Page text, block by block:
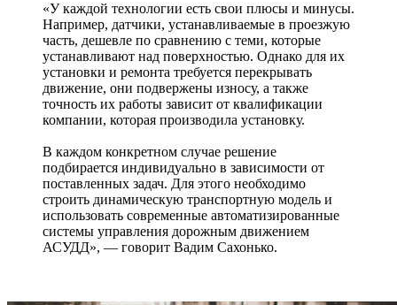
«У каждой технологии есть свои плюсы и минусы.
Например, датчики, устанавливаемые в проезжую
часть, дешевле по сравнению с теми, которые
устанавливают над поверхностью. Однако для их
установки и ремонта требуется перекрывать
движение, они подвержены износу, а также
точность их работы зависит от квалификации
компании, которая производила установку.
В каждом конкретном случае решение
подбирается индивидуально в зависимости от
поставленных задач. Для этого необходимо
строить динамическую транспортную модель и
использовать современные автоматизированные
системы управления дорожным движением
АСУДД», — говорит Вадим Сахонько.